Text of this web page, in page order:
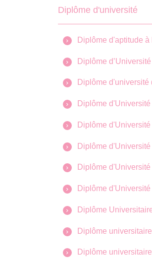
Diplôme d'université
Diplôme d'aptitude
Diplôme
Diplôme
Diplôme
Diplôme
Diplôme d'Université
Diplôme
Diplôme
Diplôme
Diplôme
Diplôme